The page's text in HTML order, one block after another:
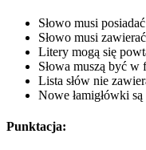
Słowo musi
Słowo musi
Litery mogą się
Słowa muszą być
Lista słów nie
Nowe łamigłówki
Punktacja: